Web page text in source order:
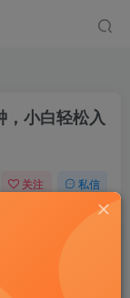
，小白轻松入
关注 私信